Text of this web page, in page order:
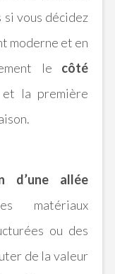
vous décidez
moderne et en
le côté
et la première
d’une allée
ou des
de la valeur